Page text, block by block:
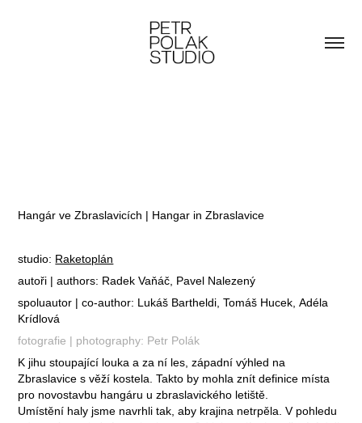
Hangár ve Zbraslavicích | Hangar in Zbraslavice
studio: Raketoplán
autoři | authors: Radek Vaňáč, Pavel Nalezený
spoluautor | co-author: Lukáš Bartheldi, Tomáš Hucek, Adéla
Krídlová
fotografie | photography: Petr Polák
K jihu stoupající louka a za ní les, západní výhled na
Zbraslavice s věží kostela. Takto by mohla znít definice místa
pro novostavbu hangáru u zbraslavického letiště.
Umístění haly jsme navrhli tak, aby krajina netrpěla. V pohledu